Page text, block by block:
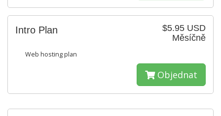
$5.95 USD
Měsíčně
Intro Plan
Web hosting plan
Objednat